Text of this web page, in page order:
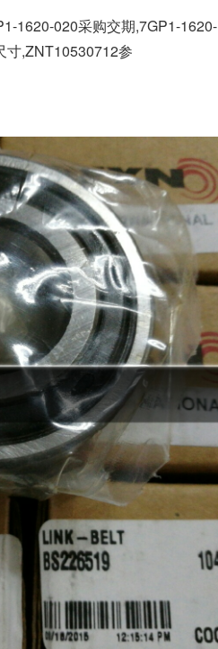
1620-020采购交期,7GP1-1620-
寸,ZNT10530712参